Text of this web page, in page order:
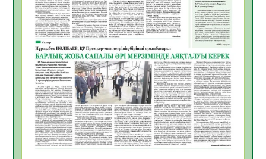
Мектептен – Ұлттық ұлан сапына
04.08.2026
34
Үкіметтік емес ұйымдарға арналған
сыйлықақы конкурсына өтінім қабылдау
басталды
04.08.2026
38
Үкіметте Президенттің отандық тауарды
қолдау жөніндегі тапсырмаларының
жүзеге асырылу барысы қаралуда